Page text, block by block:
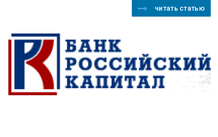
читать статью